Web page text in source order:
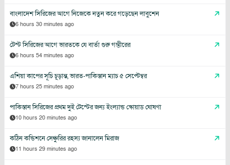
বাংলাদেশ সিরিজের আগে নিজেকে নতুন করে গড়েছেন লাবুশেন
6 hours 30 minutes ago
টেস্ট সিরিজের আগে ভারতকে যে বার্তা গুরু গম্ভীরের
6 hours 54 minutes ago
এশিয়া কাপের সূচি চূড়ান্ত, ভারত-পাকিস্তান ম্যাচ ৫ সেপ্টেম্বর
7 hours 25 minutes ago
পাকিস্তান সিরিজের প্রথম দুই টেস্টের জন্য ইংল্যান্ড স্কোয়াড ঘোষণা
10 hours 20 minutes ago
কঠিন কন্ডিশনে সেঞ্চুরির রহস্য জানালেন মিরাজ
11 hours 29 minutes ago